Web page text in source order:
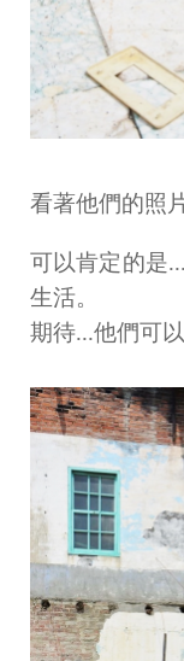
看著他們的照
可以肯定的是
生活。
期待...他們可